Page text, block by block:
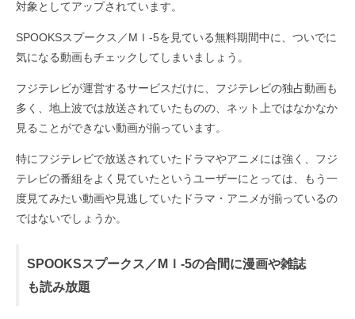
対象としてアップされています。
SPOOKSスプークス／MＩ-5を見ている無料期間中に、ついでに
気になる動画もチェックしてしまいましょう。
フジテレビが運営するサービスだけに、フジテレビの独占動画も
多く、地上波では放送されていたものの、ネット上ではなかなか
見ることができない動画が揃っています。
特にフジテレビで放送されていたドラマやアニメには強く、フジ
テレビの番組をよく見ていたというユーザーにとっては、もう一
度見てみたい動画や見逃していたドラマ・アニメが揃っているの
ではないでしょうか。
SPOOKSスプークス／MＩ-5の合間に漫画や雑誌
も読み放題